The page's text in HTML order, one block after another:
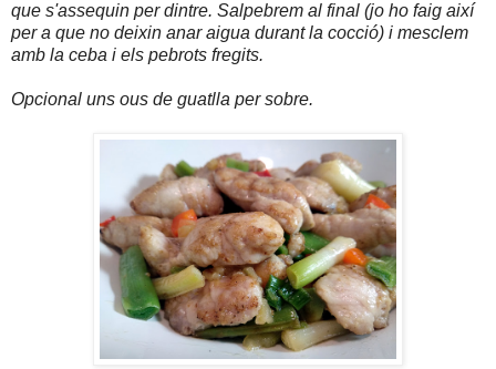
que s'assequin per dintre. Salpebrem al final (jo ho faig així
per a que no deixin anar aigua durant la cocció) i mesclem
amb la ceba i els pebrots fregits.
Opcional uns ous de guatlla per sobre.